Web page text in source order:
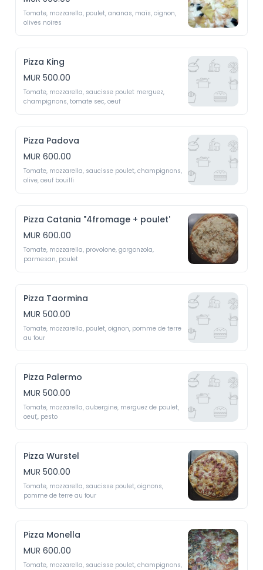
Tomate, mozzarella, poulet, ananas, maïs, oignon,
Pizza King
MUR 500.00
Tomate, mozzarella, saucisse poulet merguez,
Pizza Padova
MUR 600.00
Tomate, mozzarella, saucisse poulet, champignons,
Pizza Catania "4fromage + poulet'
MUR 600.00
Tomate, mozzarella, provolone, gorgonzola,
Pizza Taormina
MUR 500.00
Tomate, mozzarella, poulet, oignon, pomme de terre
au four
Pizza Palermo
MUR 500.00
Tomate, mozzarella, aubergine, merguez de poulet,
oeuf,, pesto
Pizza Wurstel
MUR 500.00
Tomate, mozzarella, saucisse poulet, oignons,
pomme de terre au four
Pizza Monella
MUR 600.00
Tomate, mozzarella, saucisse poulet, champignons,